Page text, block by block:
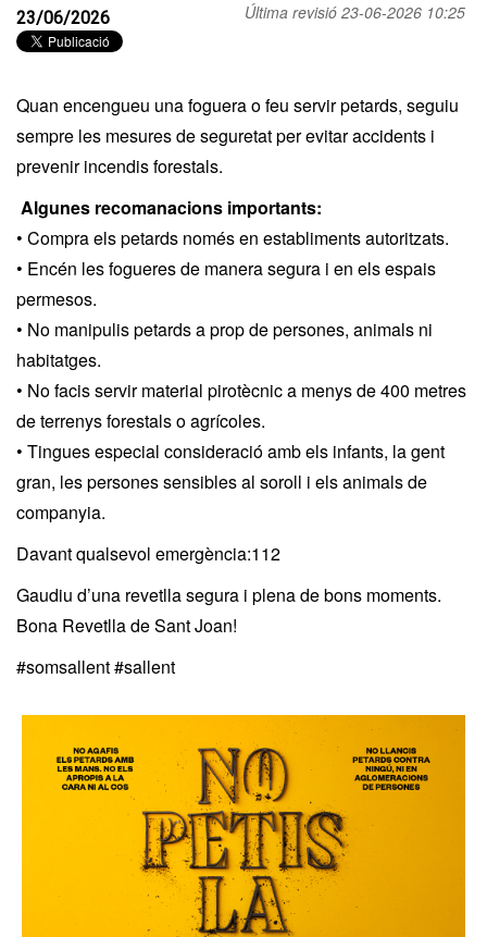
Última revisió 23-06-2026 10:25
23/06/2026
Quan encengueu una foguera o feu servir petards, seguiu
sempre les mesures de seguretat per evitar accidents i
prevenir incendis forestals.
Algunes recomanacions importants:
• Compra els petards només en establiments autoritzats.
• Encén les fogueres de manera segura i en els espais
permesos.
• No manipulis petards a prop de persones, animals ni
habitatges.
• No facis servir material pirotècnic a menys de 400 metres
de terrenys forestals o agrícoles.
• Tingues especial consideració amb els infants, la gent
gran, les persones sensibles al soroll i els animals de
companyia.
Davant qualsevol emergència:112
Gaudiu d’una revetlla segura i plena de bons moments.
Bona Revetlla de Sant Joan!
#somsallent #sallent